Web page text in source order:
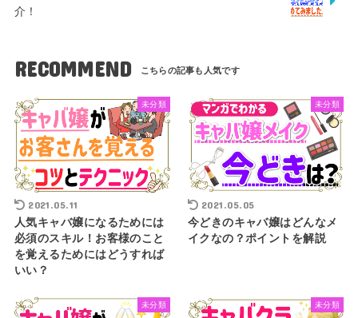
介！
RECOMMEND
未分類
2021.05.11
人気キャバ嬢になるためには
必須のスキル！お客様のこと
を覚えるためにはどうすれば
いい？
未分類
2021.05.05
今どきのキャバ嬢はどんなメ
イクなの？ポイントを解説
未分類 未分類